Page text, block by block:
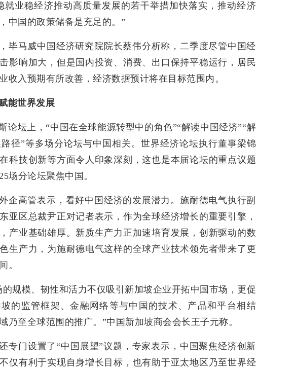
就业稳经济推动高质量发展的若干举措加快落实，推动经济
中国的政策储备是充足的。”
毕马威中国经济研究院院长蔡伟分析称，二季度尽管中国经
影响加大，但是国内投资、消费、出口保持平稳运行，居民
收入预期有所改善，经济数据预计将在目标范围内。
能世界发展
论坛上，“中国在全球能源转型中的角色”“解读中国经济”“解
径”等多场分论坛与中国相关。世界经济论坛执行董事梁锦
科技创新等方面令人印象深刻，这也是本届论坛的重点议题
场分论坛聚焦中国。
企高管表示，看好中国经济的发展潜力。施耐德电气执行副
亚区总裁尹正对记者表示，作为全球经济增长的重要引擎，
产业基础雄厚。新质生产力正加速培育发展，创新驱动的数
生产力，为施耐德电气这样的全球产业技术领先者带来了更
。
的规模、韧性和活力不仅吸引新加坡企业开拓中国市场，更促
的监管框架、金融网络等与中国的技术、产品和平台相结
乃至全球范围的推广。”中国新加坡商会会长王子元称。
专门设置了“中国展望”议题，专家表示，中国聚焦经济创新
仅有利于实现自身增长目标，也有助于亚太地区乃至世界经